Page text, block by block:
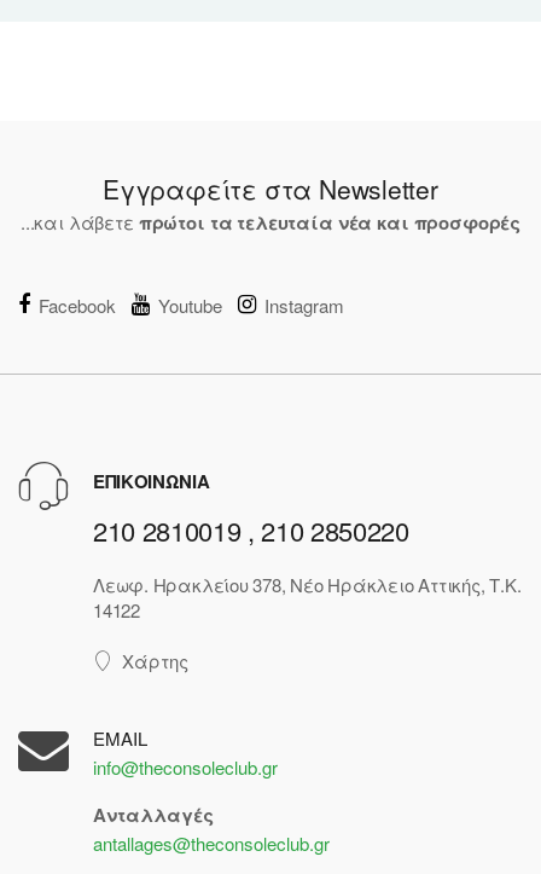
Εγγραφείτε στα Newsletter
...και λάβετε πρώτοι τα τελευταία νέα και προσφορές
Facebook Youtube Instagram
ΕΠΙΚΟΙΝΩΝΙΑ
210 2810019 , 210 2850220
Λεωφ. Ηρακλείου 378, Νέο Ηράκλειο Αττικής, Τ.Κ.
14122
Χάρτης
EMAIL
info@theconsoleclub.gr
Ανταλλαγές
antallages@theconsoleclub.gr